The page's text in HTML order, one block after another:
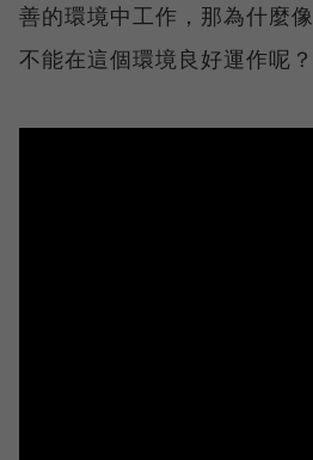
善的環境中工作，那為什麼
不能在這個環境良好運作呢？